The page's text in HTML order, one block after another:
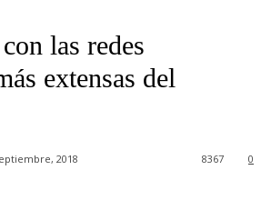
las redes
extensas del
2018 0
8367